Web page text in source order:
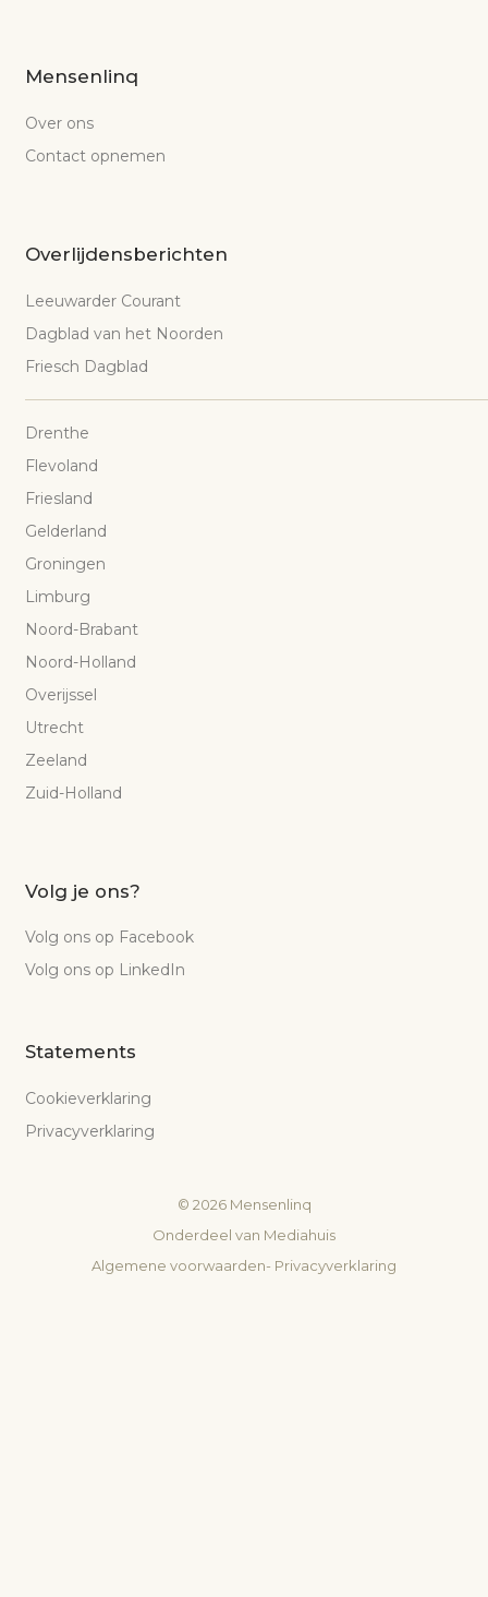
Mensenlinq
Over ons
Contact opnemen
Overlijdensberichten
Leeuwarder Courant
Dagblad van het Noorden
Friesch Dagblad
Drenthe
Flevoland
Friesland
Gelderland
Groningen
Limburg
Noord-Brabant
Noord-Holland
Overijssel
Utrecht
Zeeland
Zuid-Holland
Volg je ons?
Volg ons op Facebook
Volg ons op LinkedIn
Statements
Cookieverklaring
Privacyverklaring
© 2026Mensenlinq
Onderdeel van Mediahuis
Algemene voorwaarden- Privacyverklaring